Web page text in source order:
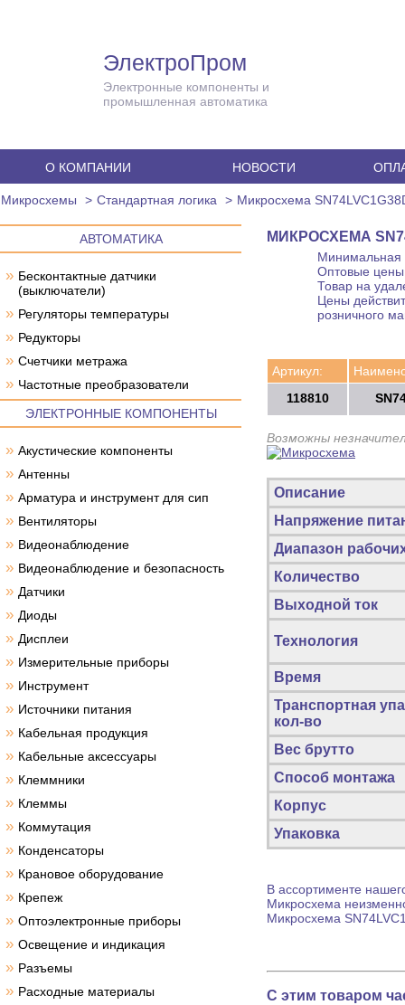
ЭлектроПром
Электронные компоненты и
промышленная автоматика
О КОМПАНИИ НОВОСТИ
Микросхемы Стандартная логика Микросхема
АВТОМАТИКА
» Бесконтактные датчики
(выключатели)
» Регуляторы температуры
» Редукторы
» Счетчики метража
» Частотные преобразователи
ЭЛЕКТРОННЫЕ КОМПОНЕНТЫ
» Акустические компоненты
» Антенны
» Арматура и инструмент для сип
» Вентиляторы
» Видеонаблюдение
» Видеонаблюдение и безопасность
» Датчики
» Диоды
» Дисплеи
» Измерительные приборы
» Инструмент
» Источники питания
» Кабельная продукция
» Кабельные аксессуары
» Клеммники
» Клеммы
» Коммутация
» Конденсаторы
» Крановое оборудование
» Крепеж
» Оптоэлектронные приборы
» Освещение и индикация
» Разъемы
» Расходные материалы
МИКРОСХЕМА
Минимальная
Оптовые цены
Товар на
Цены
розничного
Артикул:
118810
Возможны
Описание
Напряжение
Диапазон
Количество
Выходной ток
Технология
Время
Транспортная
кол-во
Вес брутто
Способ монтажа
Корпус
Упаковка
В ассортименте
Микросхема
Микросхема
С этим товаром